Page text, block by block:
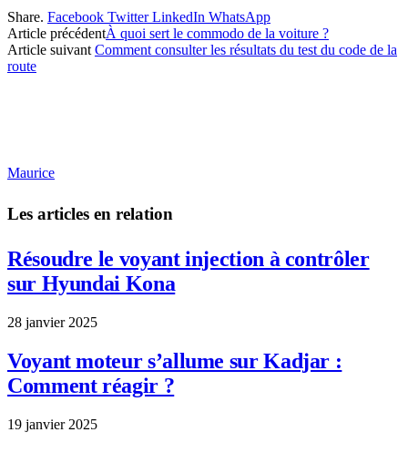
Share. Facebook Twitter LinkedIn WhatsApp
Article précédentÀ quoi sert le commodo de la voiture ?
Article suivant Comment consulter les résultats du test du code de la
route
Maurice
Les articles en relation
Résoudre le voyant injection à contrôler
sur Hyundai Kona
28 janvier 2025
Voyant moteur s’allume sur Kadjar :
Comment réagir ?
19 janvier 2025